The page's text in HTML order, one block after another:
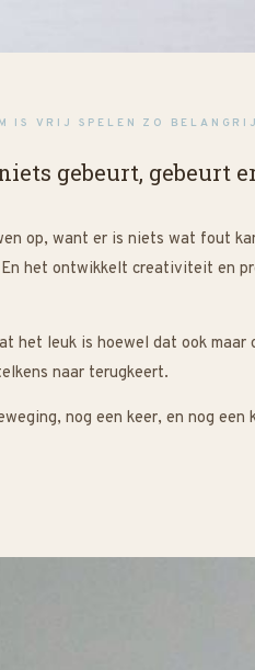
moet doen.
weet.
IS VRIJ SPELEN ZO
gebeurt, gebeurt
op, want er is niets wat fout
het ontwikkelt creativiteit en
leuk is hoewel dat ook
naar terugkeert.
nog een keer, en nog